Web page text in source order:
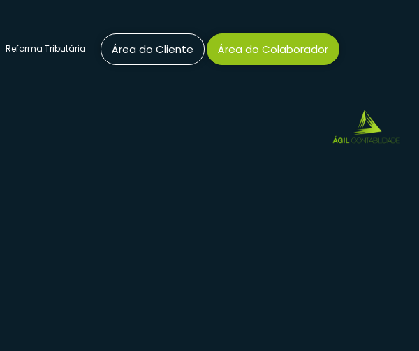
Reforma Tributária Área do Cliente Área do Colaborador